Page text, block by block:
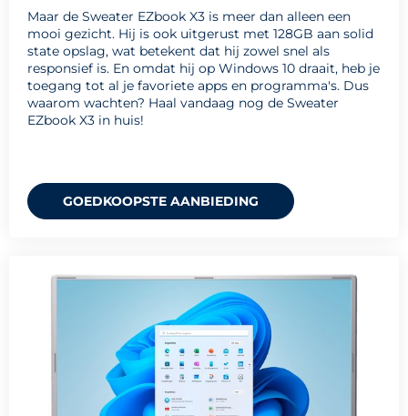
Maar de Sweater EZbook X3 is meer dan alleen een
mooi gezicht. Hij is ook uitgerust met 128GB aan solid
state opslag, wat betekent dat hij zowel snel als
responsief is. En omdat hij op Windows 10 draait, heb je
toegang tot al je favoriete apps en programma's. Dus
waarom wachten? Haal vandaag nog de Sweater
EZbook X3 in huis!
GOEDKOOPSTE AANBIEDING